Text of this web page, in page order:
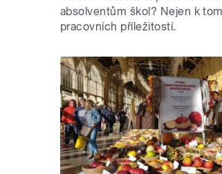
absolventům škol? Nejen k
pracovních příležitostí.